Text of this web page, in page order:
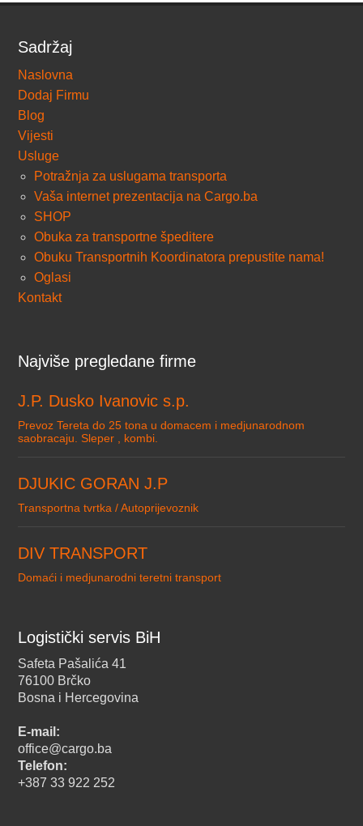
Sadržaj
Naslovna
Dodaj Firmu
Blog
Vijesti
Usluge
Potražnja za uslugama transporta
Vaša internet prezentacija na Cargo.ba
SHOP
Obuka za transportne špeditere
Obuku Transportnih Koordinatora prepustite nama!
Oglasi
Kontakt
Najviše pregledane firme
J.P. Dusko Ivanovic s.p.
Prevoz Tereta do 25 tona u domacem i medjunarodnom
saobracaju. Sleper , kombi.
DJUKIC GORAN J.P
Transportna tvrtka / Autoprijevoznik
DIV TRANSPORT
Domaći i medjunarodni teretni transport
Logistički servis BiH
Safeta Pašalića 41
76100 Brčko
Bosna i Hercegovina
E-mail:
office@cargo.ba
Telefon:
+387 33 922 252